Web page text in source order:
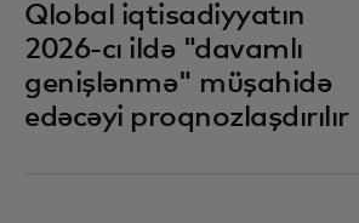
Qlobal iqtisadiyyatın
2026-cı ildə "davamlı
genişlənmə" müşahidə
edəcəyi proqnozlaşdırılır